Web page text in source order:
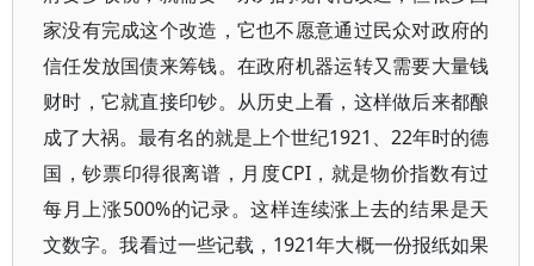
家没有完成这个改造，它也不愿意通过民众对政府的
信任发放国债来筹钱。在政府机器运转又需要大量钱
财时，它就直接印钞。从历史上看，这样做后来都酿
成了大祸。最有名的就是上个世纪1921、22年时的德
国，钞票印得很离谱，月度CPI，就是物价指数有过
每月上涨500%的记录。这样连续涨上去的结果是天
文数字。我看过一些记载，1921年大概一份报纸如果